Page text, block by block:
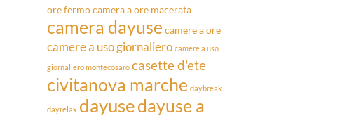
ore fermocamera a ore macerata
camera dayuse camere a ore
camere a uso giornaliero camere a uso
giornaliero montecosaro casette d'ete
civitanova marche daybreak
dayrelax dayusedayuse a